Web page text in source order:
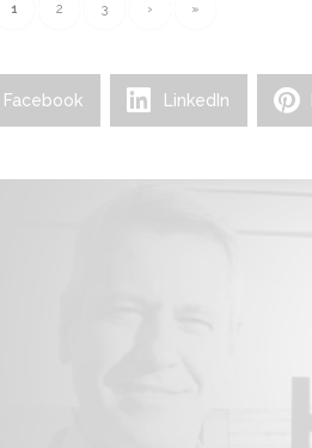
1 2 3 › »
Facebook LinkedIn